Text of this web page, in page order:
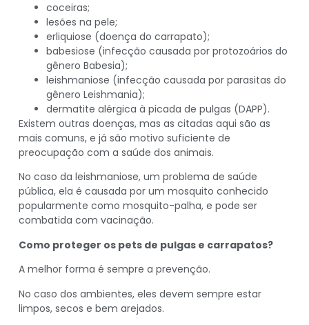
coceiras;
lesões na pele;
erliquiose (doença do carrapato);
babesiose (infecção causada por protozoários do
gênero Babesia);
leishmaniose (infecção causada por parasitas do
gênero Leishmania);
dermatite alérgica à picada de pulgas (DAPP).
Existem outras doenças, mas as citadas aqui são as
mais comuns, e já são motivo suficiente de
preocupação com a saúde dos animais.
No caso da leishmaniose, um problema de saúde
pública, ela é causada por um mosquito conhecido
popularmente como mosquito-palha, e pode ser
combatida com vacinação.
Como proteger os pets de pulgas e carrapatos?
A melhor forma é sempre a prevenção.
No caso dos ambientes, eles devem sempre estar
limpos, secos e bem arejados.